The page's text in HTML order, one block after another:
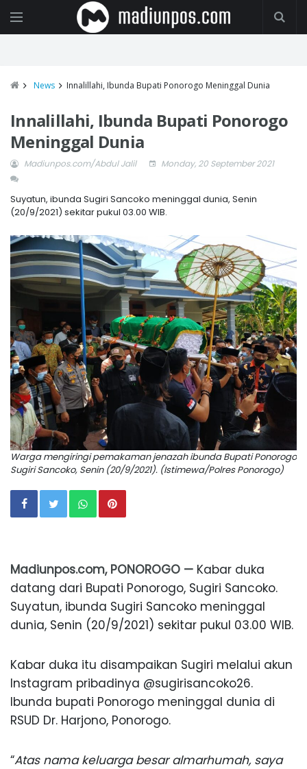
News Innalillahi, Ibunda Bupati Ponorogo Meninggal Dunia
Innalillahi, Ibunda Bupati Ponorogo
Meninggal Dunia
Madiunpos.com/Abdul Jalil Monday, 20 September 2021
Suyatun, ibunda Sugiri Sancoko meninggal dunia, Senin
(20/9/2021) sekitar pukul 03.00 WIB.
Warga mengiringi pemakaman jenazah ibunda Bupati Ponorogo
Sugiri Sancoko, Senin (20/9/2021). (Istimewa/Polres Ponorogo)
Madiunpos.com, PONOROGO — Kabar duka
datang dari Bupati Ponorogo, Sugiri Sancoko.
Suyatun, ibunda Sugiri Sancoko meninggal
dunia, Senin (20/9/2021) sekitar pukul 03.00 WIB.
Kabar duka itu disampaikan Sugiri melalui akun
Instagram pribadinya @sugirisancoko26.
Ibunda bupati Ponorogo meninggal dunia di
RSUD Dr. Harjono, Ponorogo.
“Atas nama keluarga besar almarhumah, saya